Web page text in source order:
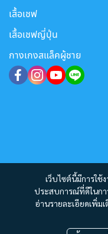
เว็บไซต์นี้มีการใ
ประสบการณ์ที่ดีในกา
อ่านรายละเอียดเพิ่ม
เสื้อเชฟ
เสื้อเชฟญี่ปุ่น
กางเกงสแล็คผู้ชาย